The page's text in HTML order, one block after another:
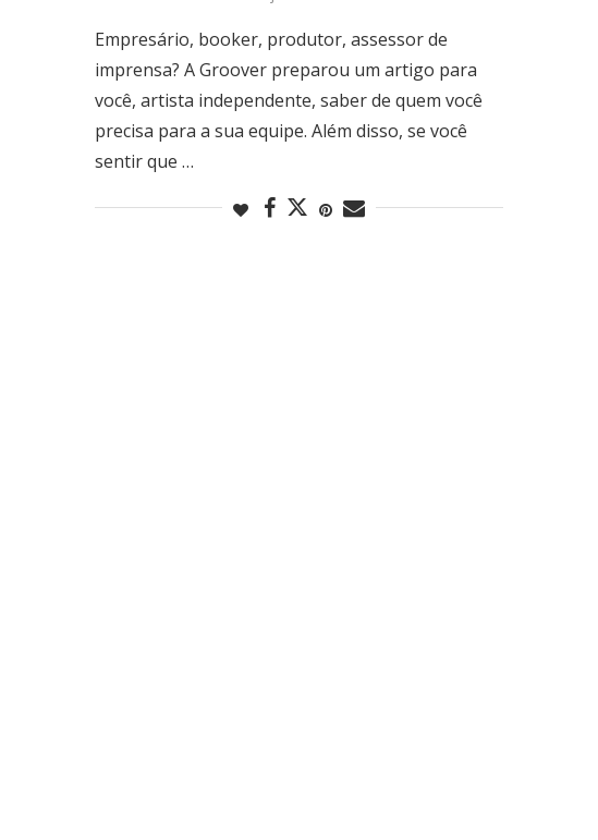
Empresário, booker, produtor, assessor de
imprensa? A Groover preparou um artigo para
você, artista independente, saber de quem você
precisa para a sua equipe. Além disso, se você
sentir que …